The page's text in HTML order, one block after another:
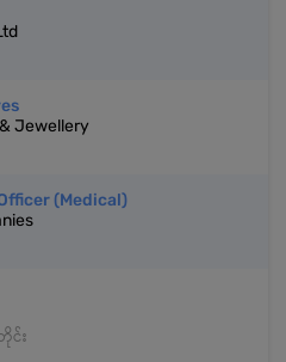
Jewellery
(Medical)
င်း